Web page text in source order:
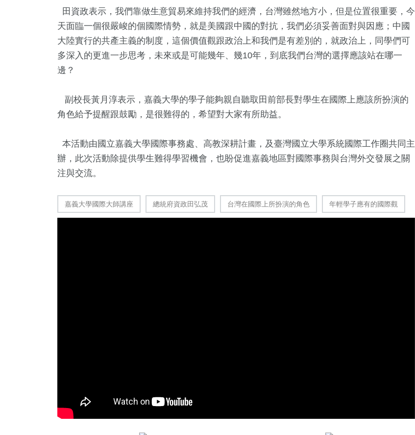
田資政表示，我們靠做生意貿易來維持我們的經濟，台灣雖然地方小，但是位置很重要，今
天面臨一個很嚴峻的個國際情勢，就是美國跟中國的對抗，我們必須妥善面對與因應；中國
大陸實行的共產主義的制度，這個價值觀跟政治上和我們是有差別的，就政治上，同學們可
多深入的更進一步思考，未來或是可能幾年、幾10年，到底我們台灣的選擇應該站在哪一
邊？
副校長黃月淳表示，嘉義大學的學子能夠親自聽取田前部長對學生在國際上應該所扮演的
角色給予提醒跟鼓勵，是很難得的，希望對大家有所助益。
本活動由國立嘉義大學國際事務處、高教深耕計畫，及臺灣國立大學系統國際工作圈共同主
辦，此次活動除提供學生難得學習機會，也盼促進嘉義地區對國際事務與台灣外交發展之關
注與交流。
嘉義大學國際大師講座 總統府資政田弘茂 台灣在國際上所扮演的角色 年輕學子應有的國際觀
321+
綜合新聞
宗教
33 +
農業
95+
健康
旅遊
179+
社會
52
頭條 大陸